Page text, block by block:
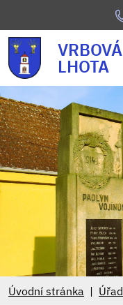
VRBOVÁ
LHOTA
Úvodní stránka Úřad